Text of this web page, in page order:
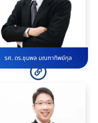
รศ. ดร.ชุมพล มณฑาทิพย์กุล